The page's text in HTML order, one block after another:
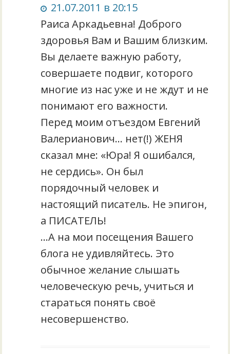
21.07.2011 в 20:15
Раиса Аркадьевна! Доброго
здоровья Вам и Вашим близким.
Вы делаете важную работу,
совершаете подвиг, которого
многие из нас уже и не ждут и не
понимают его важности.
Перед моим отъездом Евгений
Валерианович… нет(!) ЖЕНЯ
сказал мне: «Юра! Я ошибался,
не сердись». Он был
порядочный человек и
настоящий писатель. Не эпигон,
а ПИСАТЕЛЬ!
…А на мои посещения Вашего
блога не удивляйтесь. Это
обычное желание слышать
человеческую речь, учиться и
стараться понять своё
несовершенство.